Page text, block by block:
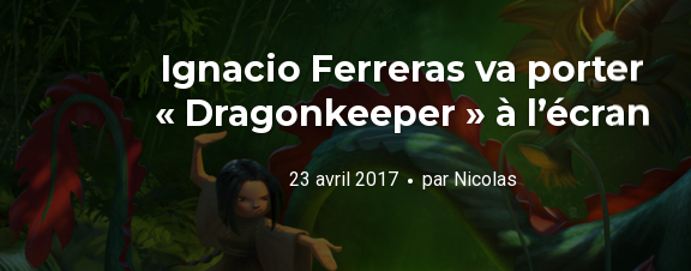
Ignacio Ferreras va porter
« Dragonkeeper » à l’écran
23 avril 2017 parNicolas